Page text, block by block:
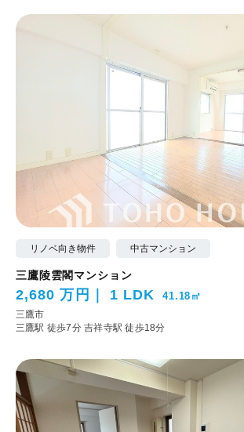
リノベ向き物件 中古マンション
三鷹陵雲閣マンション
2,680 万円 1 LDK 41.18㎡
三鷹市
三鷹駅 徒歩7分吉祥寺駅 徒歩18分